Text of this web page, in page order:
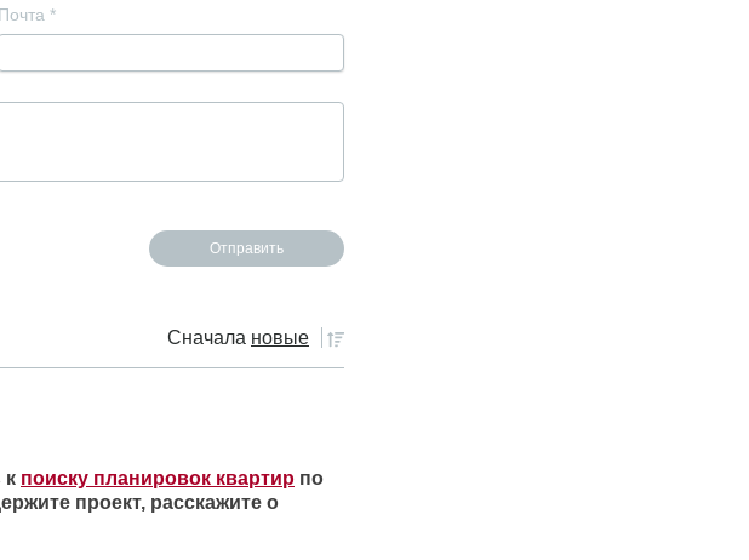
Почта *
Сначала новые
к поиску планировок квартир по
проект, расскажите о